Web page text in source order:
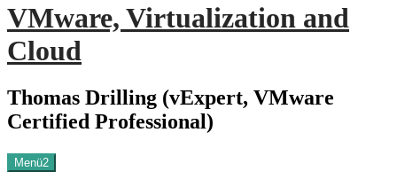
VMware, Virtualization and
Cloud
Thomas Drilling (vExpert, VMware
Certified Professional)
Menü2